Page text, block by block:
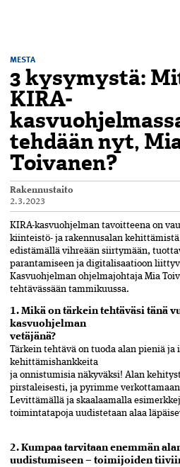
MESTA
3 kysymystä:
KIRA-
tehdään nyt,
Toivanen?
Rakennustaito
2.3.2023
KIRA-kasvuohjelman tavoittee­na on
kiinteistö- ja rakennus­alan kehittämistä
edistämällä vihreään siirtymään,
parantamiseen ja ­digitalisaatioon
Kasvuohjelman ohjelma­johtaja ­Mia
tehtävässään ­tammikuussa.
1. Mikä on tärkein tehtäväsi tänä
kasvuohjelman
vetäjänä?
Tärkein tehtävä on tuoda alan pieniä ja
kehittämishankkeita
ja onnistumisia näkyväksi! Alan
pirstaleisesti, ja pyrimme
Levittämällä ja skaalaamalla
toimintatapoja uudistetaan alaa
2. Kumpaa tarvitaan enemmän
uudistumiseen – toimijoiden